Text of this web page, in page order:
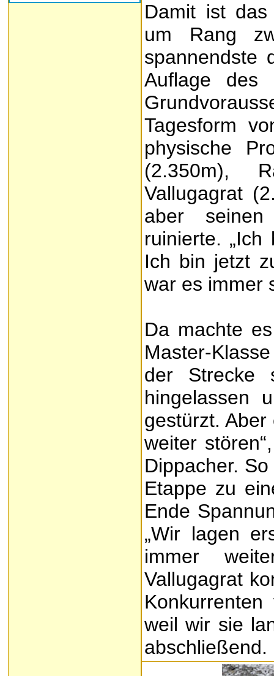
Damit ist
um Rang
spannendste
Auflage des
Tagesform
physische
(2.350m),
Vallugagrat
aber seinen
ruinierte.
Ich bin jetzt
war es immer
Da machte
Master-
der Strecke
hingelassen
gestürzt.
weiter
Dippacher.
Etappe zu
Ende
„Wir lagen
immer
Vallugagrat
weil wir sie
abschließend.